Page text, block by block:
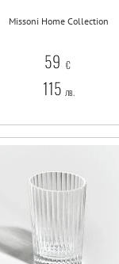
Missoni Home Collection
59 €
115 лв.